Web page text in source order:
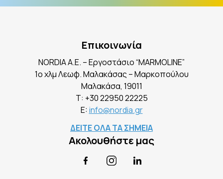
Επικοινωνία
NORDIA A.E. – Εργοστάσιο “MARMOLINE”
1ο χλμ Λεωφ. Μαλακάσας – Μαρκοπούλου
Mαλακάσα, 19011
Τ: +30 22950 22225
E:info@nordia.gr
ΔΕΙΤΕ ΟΛΑ ΤΑ ΣΗΜΕΙΑ
Ακολουθήστε μας
FacebookInstagramLinkedIn